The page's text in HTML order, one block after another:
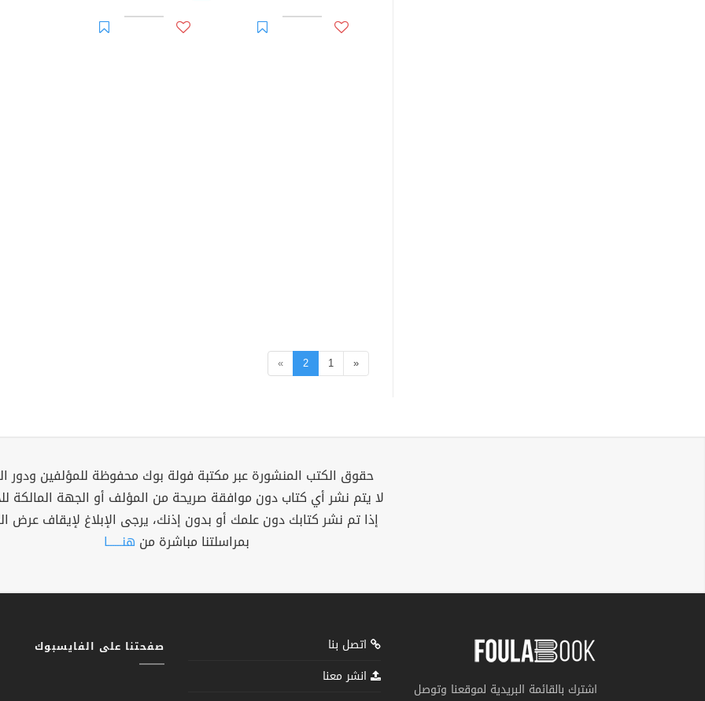
«
1
2
»
حقوق الكتب المنشورة عبر مكتبة فولة بوك محفوظة للمؤلفين ودور
لا يتم نشر أي كتاب دون موافقة صريحة من المؤلف أو الجهة المالكة
إذا تم نشر كتابك دون علمك أو بدون إذنك، يرجى الإبلاغ لإيقاف عرض
بمراسلتنا مباشرة من هنــــــا
اشترك بالقائمة البريدية لموقعنا وتوصل
اتصل بنا
انشر معنا
صفحتنا على الفايسبوك